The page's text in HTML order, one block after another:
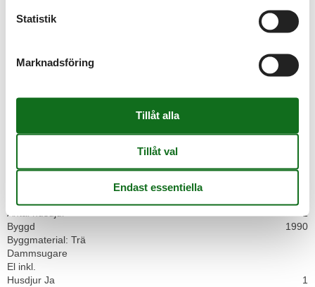
Emhætte
Kaffebryggare
Ej uthyrt till institutioner
Hyrs endast för semestervistelser
Olika
Antal husdjur
1
Byggd
1990
Byggmaterial: Trä
Dammsugare
El inkl.
Husdjur Ja
1
Statistik
Marknadsföring